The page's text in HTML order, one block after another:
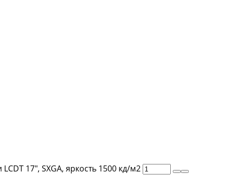
17″, SXGA, яркость 1500 кд/м2